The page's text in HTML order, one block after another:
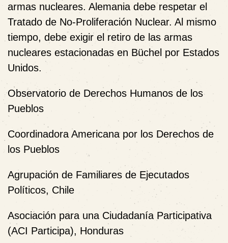
armas nucleares. Alemania debe respetar el
Tratado de No-Proliferación Nuclear. Al mismo
tiempo, debe exigir el retiro de las armas
nucleares estacionadas en Büchel por Estados
Unidos.
Observatorio de Derechos Humanos de los
Pueblos
Coordinadora Americana por los Derechos de
los Pueblos
Agrupación de Familiares de Ejecutados
Políticos, Chile
Asociación para una Ciudadanía Participativa
(ACI Participa), Honduras